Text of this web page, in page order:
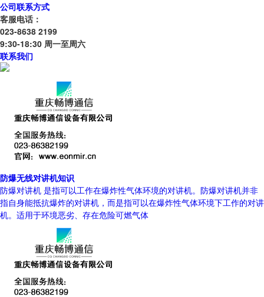
公司联系方式
客服电话：
023-8638 2199
9:30-18:30 周一至周六
联系我们
防爆无线对讲机知识
防爆对讲机 是指可以工作在爆炸性气体环境的对讲机。防爆对讲机并非
指自身能抵抗爆炸的对讲机，而是指可以在爆炸性气体环境下工作的对讲
机。适用于环境恶劣、存在危险可燃气体